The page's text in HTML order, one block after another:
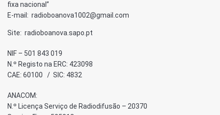
fixa nacional”
E-mail: radioboanova1002@gmail.com
Site: radioboanova.sapo.pt
NIF – 501 843 019
N.º Registo na ERC: 423098
CAE: 60100 / SIC: 4832
ANACOM:
N.º Licença Serviço de Radiodifusão – 20370